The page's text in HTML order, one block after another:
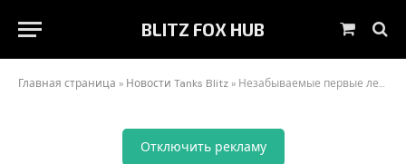
BLITZ FOX HUB Корзина
Главная страница » Новости Tanks Blitz » Незабываемые первые летние выходные!
Отключить рекламу